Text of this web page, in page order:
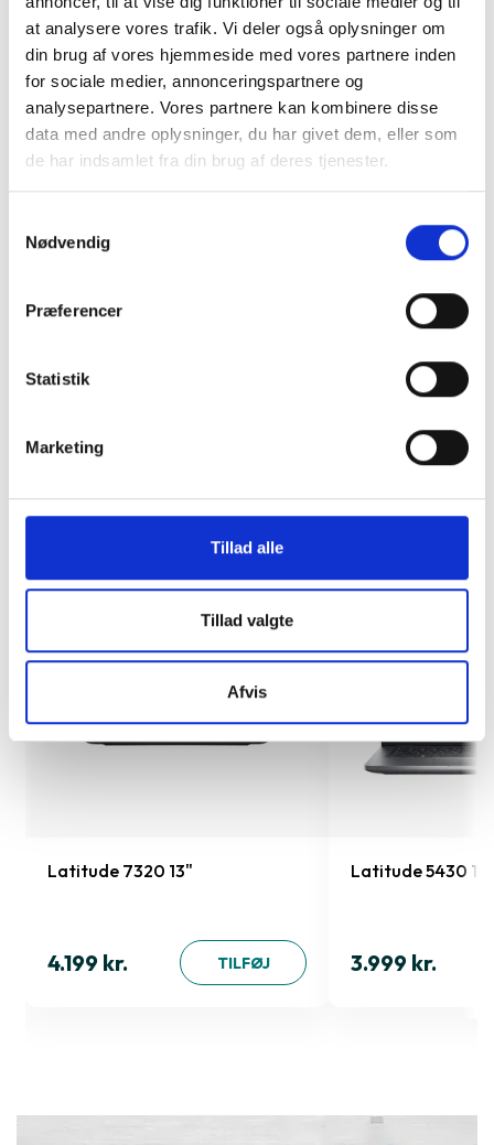
at analysere vores trafik. Vi deler også oplysninger om
din brug af vores hjemmeside med vores partnere inden
for sociale medier, annonceringspartnere og
analysepartnere. Vores partnere kan kombinere disse
data med andre oplysninger, du har givet dem, eller som
de har indsamlet fra din brug af deres tjenester.
Nødvendig
Præferencer
Statistik
Marketing
Tillad alle
Tillad valgte
Afvis
100% danskejet Byt i 18 butikker Hurtig levering
Derfor skal du vælge DELL
Windows
DELL Latitude 7520 15" er ofte
købt sammen med
Latitude 7320 13"
4.199 kr. TILFØJ
Latitude 5430 14"
3.999 kr.